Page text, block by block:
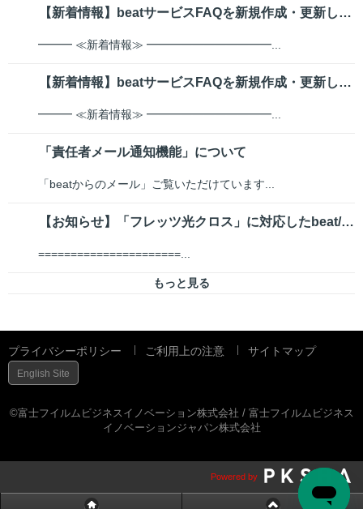
【新着情報】beatサービスFAQを新規作成・更新しました【富士フイルムビ...
━━━ ≪新着情報≫ ━━━━━━━━━━━...
【新着情報】beatサービスFAQを新規作成・更新しました【富士フイルムビ...
━━━ ≪新着情報≫ ━━━━━━━━━━━...
「責任者メール通知機能」について
「beatからのメール」ご覧いただけています...
【お知らせ】「フレッツ光クロス」に対応したbeat/isp-IPoE サー...
======================...
もっと見る
プライバシーポリシー ご利用上の注意 サイトマップ
English Site
©富士フイルムビジネスイノベーション株式会社 / 富士フイルムビジネス
イノベーションジャパン株式会社
Powered by